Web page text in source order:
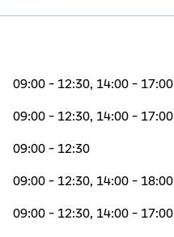
09:00 - 12:30, 14:00 - 17:00
09:00 - 12:30, 14:00 - 17:00
09:00 - 12:30
09:00 - 12:30, 14:00 - 18:00
09:00 - 12:30, 14:00 - 17:00